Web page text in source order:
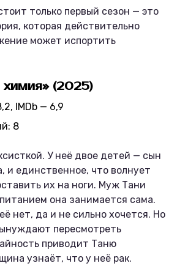
только первый сезон — это
которая действительно
может испортить
(2025)
IMDb — 6,9
8
У неё двое детей — сын
и единственное, что волнует
их на ноги. Муж Тани
она занимается сама.
нет, да и не сильно хочется. Но
пересмотреть
приводит Таню
узнаёт, что у неё рак.